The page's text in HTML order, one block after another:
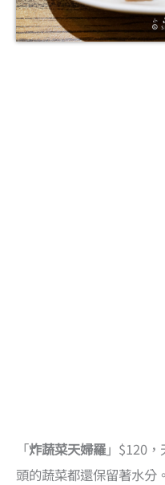
「炸蔬菜天婦羅」$120
頭的蔬菜都還保留著水分